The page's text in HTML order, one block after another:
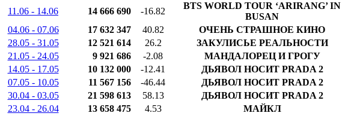
11.06 - 14.06
14 666 690 -16.82
BTS WORLD TOUR ‘ARIRANG’ IN
BUSAN
04.06 - 07.06
17 632 347 40.82 ОЧЕНЬ СТРАШНОЕ КИНО
28.05 - 31.05
12 521 614 26.2 ЗАКУЛИСЬЕ РЕАЛЬНОСТИ
21.05 - 24.05
9 921 686 -2.08 МАНДАЛОРЕЦ И ГРОГУ
14.05 - 17.05
10 132 000 -12.41 ДЬЯВОЛ НОСИТ PRADA 2
07.05 - 10.05
11 567 156 -46.44 ДЬЯВОЛ НОСИТ PRADA 2
30.04 - 03.05
21 598 613 58.13 ДЬЯВОЛ НОСИТ PRADA 2
23.04 - 26.04
13 658 475 4.53 МАЙКЛ